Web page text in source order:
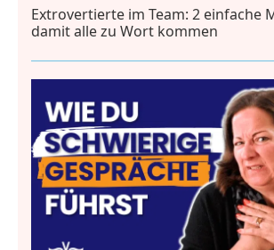
Extrovertierte im Team: 2 einfache
damit alle zu Wort kommen